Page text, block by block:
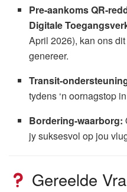
Pre-aankoms QR-
Digitale
April 2026), kan ons
genereer.
Transit-
tydens ‘n oornagstop in
Bordering-waarborg:
jy suksesvol op jou
Gereelde